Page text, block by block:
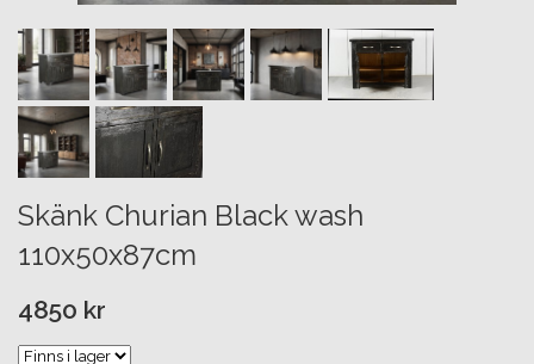
Skänk Churian Black wash
110x50x87cm
4850 kr